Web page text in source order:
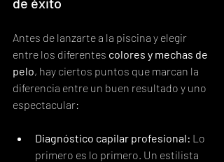
Antes de lanzarte a la piscina y elegir
entre los diferentes colores y mechas de
pelo, hay ciertos puntos que marcan la
diferencia entre un buen resultado y uno
espectacular:
Diagnóstico capilar profesional: Lo
primero es lo primero. Un estilista